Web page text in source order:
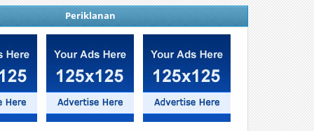
Periklanan